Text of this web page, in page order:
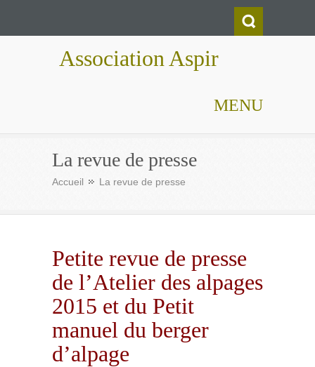
Association Aspir
MENU
La revue de presse
Accueil La revue de presse
Petite revue de presse
de l’Atelier des alpages
2015 et du Petit
manuel du berger
d’alpage